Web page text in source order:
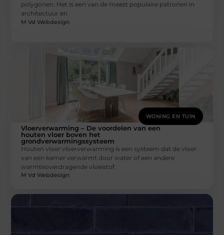
polygonen. Het is een van de meest populaire patronen in
architectuur en
M Vd Webdesign
WONING EN TUIN
Vloerverwarming – De voordelen van een
houten vloer boven het
grondverwarmingssysteem
Houten vloer vloerverwarming is een systeem dat de vloer
van een kamer verwarmt door water of een andere
warmteoverdragende vloeistof
M Vd Webdesign